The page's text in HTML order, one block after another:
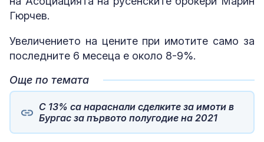
Гюрчев.
Увеличението на цените при имотите само за
последните 6 месеца е около 8-9%.
Още по темата
С 13% са нараснали сделките за имоти в
Бургас за първото полугодие на 2021